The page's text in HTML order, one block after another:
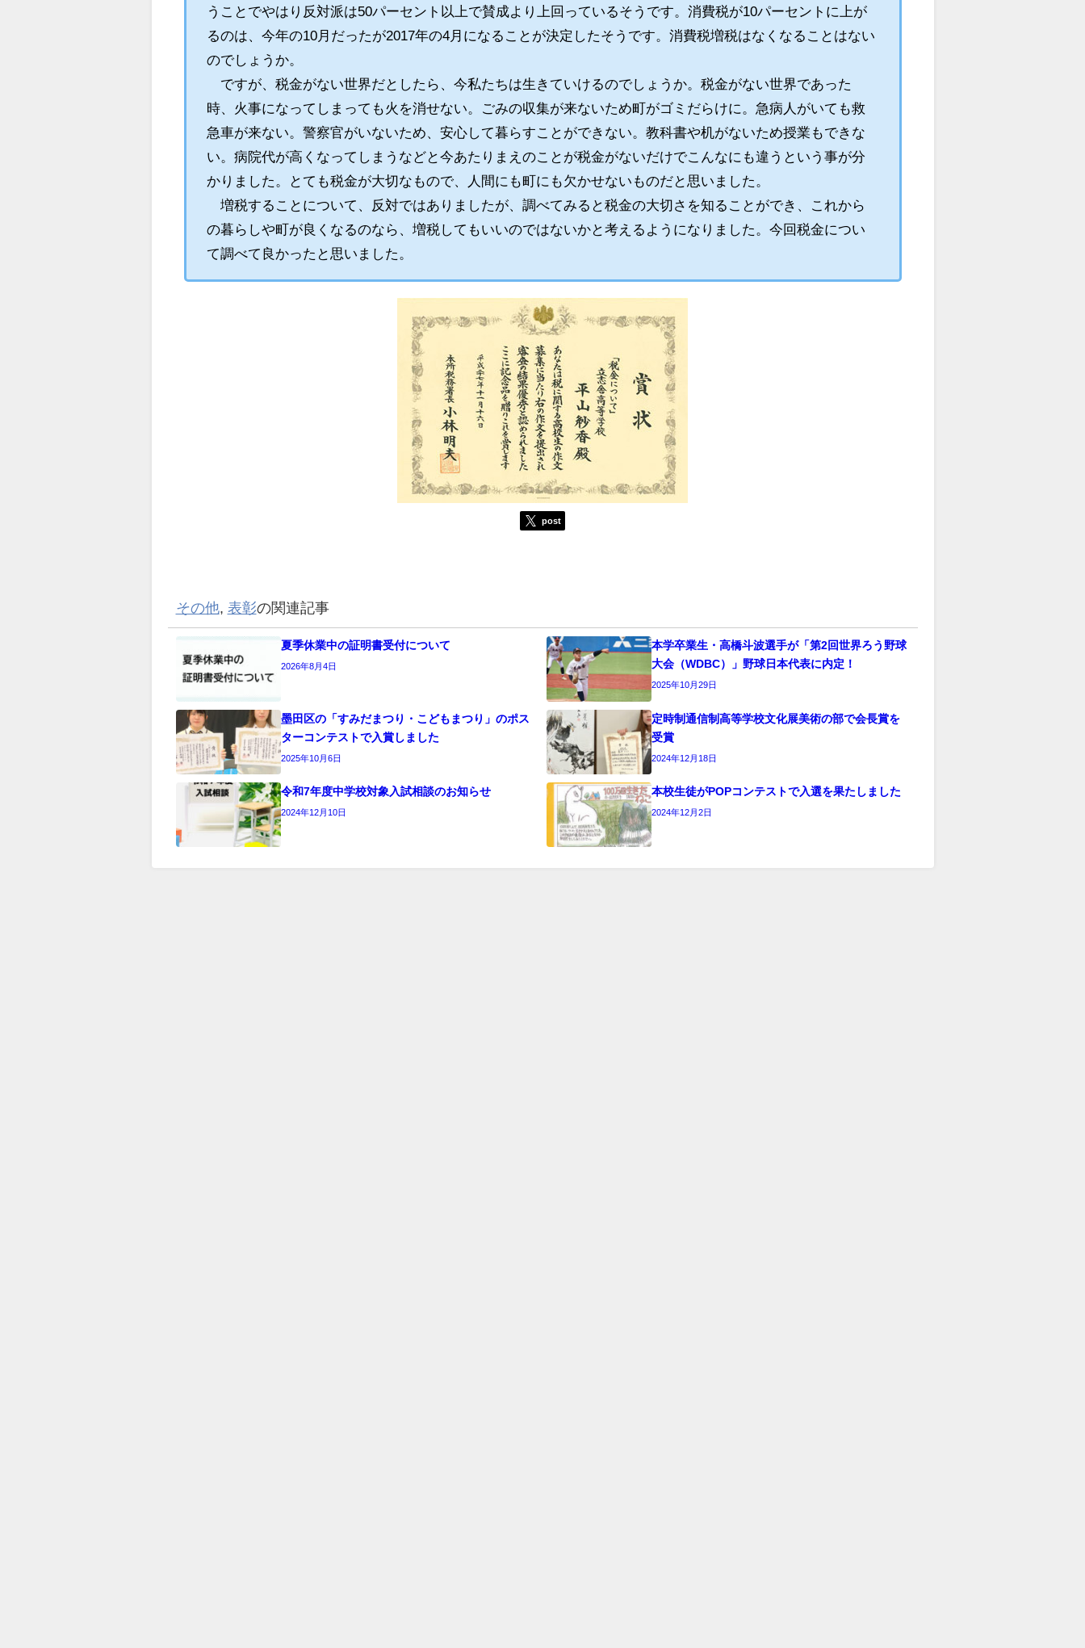
うことでやはり反対派は50パーセント以上で賛成より上回っているそうです。消費税が10パーセントに上が
るのは、今年の10月だったが2017年の4月になることが決定したそうです。消費税増税はなくなることはない
のでしょうか。
ですが、税金がない世界だとしたら、今私たちは生きていけるのでしょうか。税金がない世界であった
時、火事になってしまっても火を消せない。ごみの収集が来ないため町がゴミだらけに。急病人がいても救
急車が来ない。警察官がいないため、安心して暮らすことができない。教科書や机がないため授業もできな
い。病院代が高くなってしまうなどと今あたりまえのことが税金がないだけでこんなにも違うという事が分
かりました。とても税金が大切なもので、人間にも町にも欠かせないものだと思いました。
増税することについて、反対ではありましたが、調べてみると税金の大切さを知ることができ、これから
の暮らしや町が良くなるのなら、増税してもいいのではないかと考えるようになりました。今回税金につい
て調べて良かったと思いました。
post
その他, 表彰の関連記事
夏季休業中の証明書受付について
2026年8月4日
本学卒業生・高橋斗波選手が「第2回世界ろう野球
大会（WDBC）」野球日本代表に内定！
2025年10月29日
墨田区の「すみだまつり・こどもまつり」のポス
ターコンテストで入賞しました
2025年10月6日
定時制通信制高等学校文化展美術の部で会長賞を
受賞
2024年12月18日
令和7年度中学校対象入試相談のお知らせ
2024年12月10日
本校生徒がPOPコンテストで入選を果たしました
2024年12月2日